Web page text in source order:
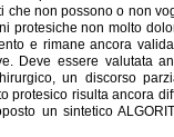
che non possono o non
protesiche non molto
e rimane ancora
Deve essere valutata
un discorso
protesico risulta ancora
un sintetico